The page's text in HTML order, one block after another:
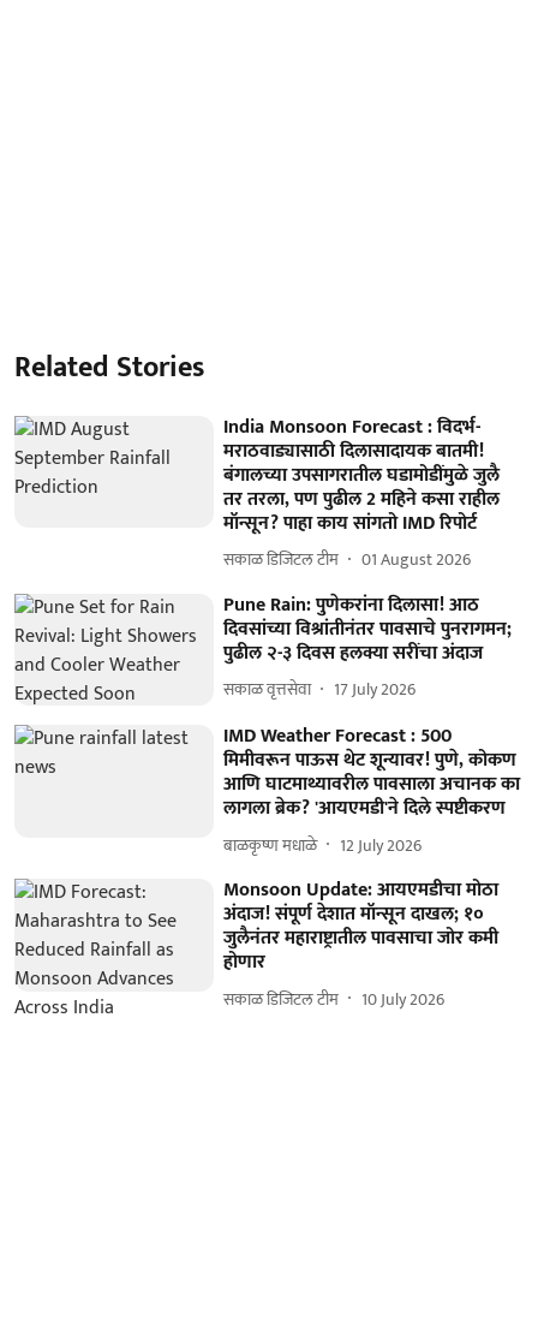
Related Stories
India Monsoon Forecast : विदर्भ-
मराठवाड्यासाठी दिलासादायक बातमी!
बंगालच्या उपसागरातील घडामोडींमुळे जुलै
तर तरला, पण पुढील 2 महिने कसा राहील
मॉन्सून? पाहा काय सांगतो IMD रिपोर्ट
सकाळ डिजिटल टीम 01 August 2026
Pune Rain: पुणेकरांना दिलासा! आठ
दिवसांच्या विश्रांतीनंतर पावसाचे पुनरागमन;
पुढील २-३ दिवस हलक्या सरींचा अंदाज
सकाळ वृत्तसेवा 17 July 2026
IMD Weather Forecast : 500
मिमीवरून पाऊस थेट शून्यावर! पुणे, कोकण
आणि घाटमाथ्यावरील पावसाला अचानक का
लागला ब्रेक? 'आयएमडी'ने दिले स्पष्टीकरण
बाळकृष्ण मधाळे 12 July 2026
Monsoon Update: आयएमडीचा मोठा
अंदाज! संपूर्ण देशात मॉन्सून दाखल; १०
जुलैनंतर महाराष्ट्रातील पावसाचा जोर कमी
होणार
सकाळ डिजिटल टीम 10 July 2026